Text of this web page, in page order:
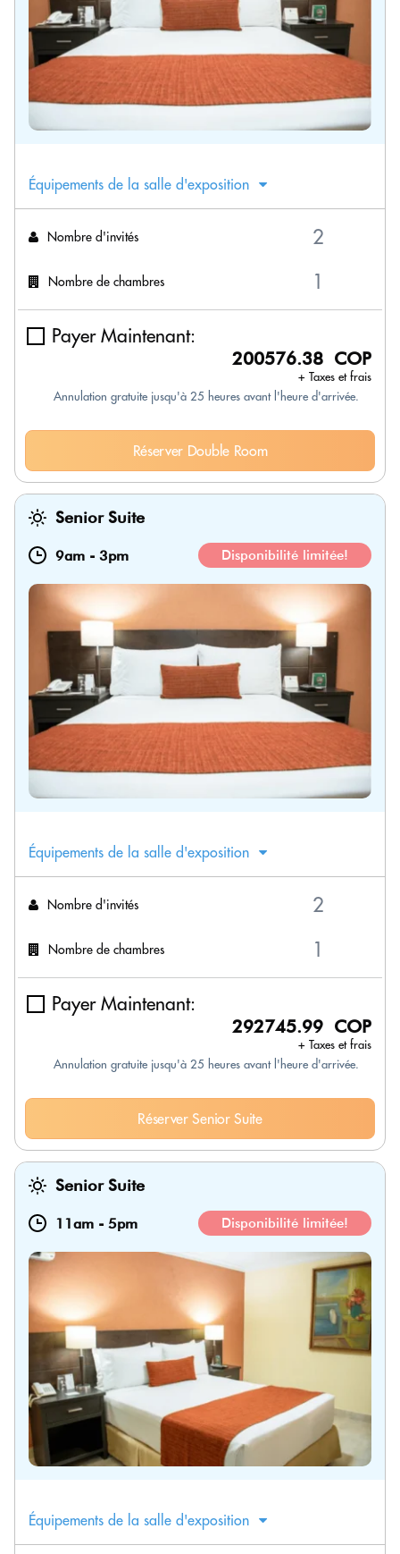
Équipements de la salle d'exposition
Nombre d'invités
Nombre de chambres
Payer Maintenant:
200576.38 COP
+ Taxes et frais
Annulation gratuite jusqu'à 25 heures avant l'heure d'arrivée.
Réserver Double Room
Senior Suite
9am - 3pm Disponibilité limitée!
Équipements de la salle d'exposition
Nombre d'invités
Nombre de chambres
Payer Maintenant:
292745.99 COP
+ Taxes et frais
Annulation gratuite jusqu'à 25 heures avant l'heure d'arrivée.
Réserver Senior Suite
Senior Suite
11am - 5pm Disponibilité limitée!
Équipements de la salle d'exposition